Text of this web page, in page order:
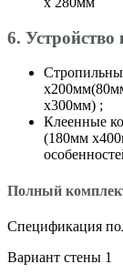
6. Устройство
х300мм) ;
Клеенные
(180мм
Полный
Спецификация
Вариант стены 1